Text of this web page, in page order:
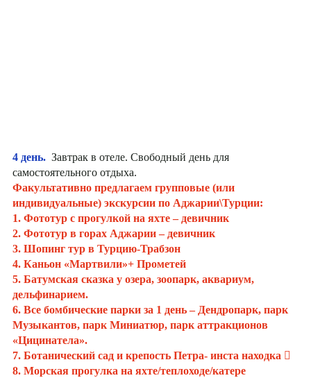
4 день. Завтрак в отеле. Свободный день для
самостоятельного отдыха.
Факультативно предлагаем групповые (или
индивидуальные) экскурсии по Аджарии\Турции:
1. Фототур с прогулкой на яхте – девичник
2. Фототур в горах Аджарии – девичник
3. Шопинг тур в Турцию-Трабзон
4. Каньон «Мартвили»+ Прометей
5. Батумская сказка у озера, зоопарк, аквариум,
дельфинарием.
6. Все бомбические парки за 1 день – Дендропарк, парк
Музыкантов, парк Миниатюр, парк аттракционов
«Цицинатела».
7. Ботанический сад и крепость Петра- инста находка 
8. Морская прогулка на яхте/теплоходе/катере